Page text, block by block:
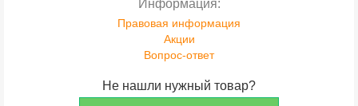
Информация:
Правовая информация
Акции
Вопрос-ответ
Не нашли нужный товар?